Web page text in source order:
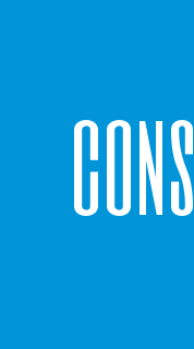
cons